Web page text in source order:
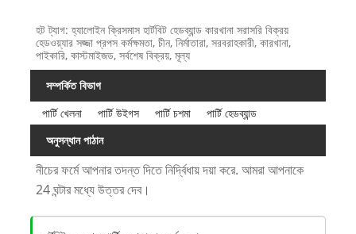
হট ট্যাগ: হ্যালোইন ক্রিসমাস হার্টবিট হেডব্যান্ড কারখানা সরাসরি বিক্রয়
হেডওয়্যার সজ্জা প্রপস কর্মক্ষমতা, চীন, নির্মাতারা, সরবরাহকারী, কারখানা,
পাইকারি, কাস্টমাইজড, সর্বশেষ বিক্রয়, মূল্য
সম্পর্কিত বিভাগ
পার্টি খেলনা
পার্টি উইগস পার্টি চশমা
পার্টি হেডব্যান্ড
অনুসন্ধান পাঠান
নীচের ফর্মে আপনার তদন্ত দিতে নির্দ্বিধায় দয়া করে. আমরা আপনাকে
24 ঘন্টার মধ্যে উত্তর দেব।